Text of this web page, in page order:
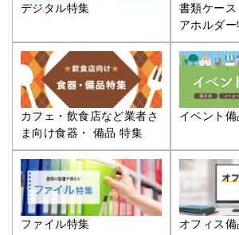
デジタル特集
書類ケース
アホルダ
カフェ・飲食店など業者さ
ま向け食器・ 備品 特集
イベント
ファイル特集 オフィス